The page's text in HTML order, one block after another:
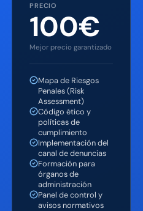
PRECIO
100€
Mejor precio garantizado
Mapa de Riesgos
Penales (Risk
Assessment)
Código ético y
políticas de
cumplimiento
Implementación del
canal de denuncias
Formación para
órganos de
administración
Panel de control y
avisos normativos